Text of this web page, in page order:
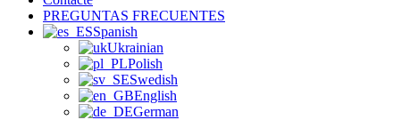
PREGUNTAS FRECUENTES
Spanish
Ukrainian
Polish
Swedish
English
German